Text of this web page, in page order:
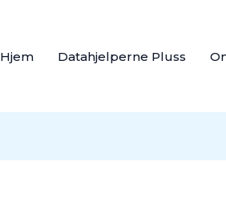
Hjem Datahjelperne Pluss